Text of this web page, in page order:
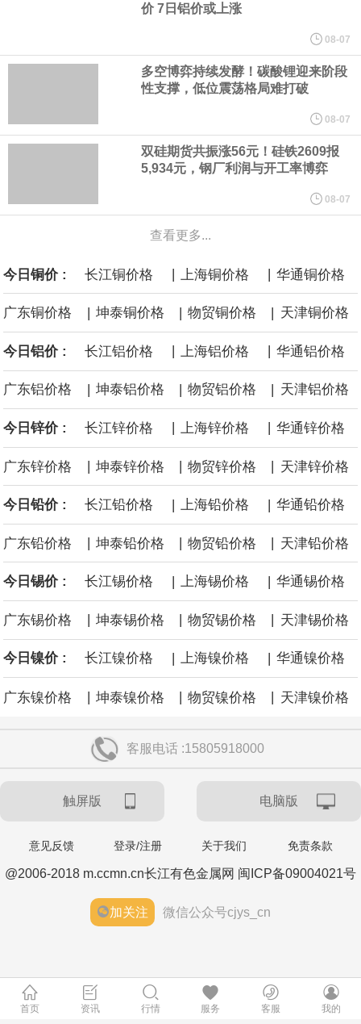
据报道，威刚近日在法说会上表示，在需求增加、价格走高及货源
稳定的三大有利因素带动下，预期第3季度营运将优于第2季度，并
进一步扩大全年营运成果。
美国国会预算办公室（CBO）于当地时间5日发布报告称，美国海军
计划建造的15艘核动力“特朗普级”（Trump-class）战列舰，从研发
到采购的总费用可能高达2750亿美元，为美国有史以来最昂贵的水
面战舰项目之一。 根据CBO的初步估算，首舰造价约234亿美元，
后续14艘平均每艘约180亿美元。
黄金价格有望录得自今年1月以来最大单周涨幅。油价走弱为金价提
供支撑，同时投资者正等待美国非农就业数据，以寻找美国利率前
景的线索。StoneX高级分析师马特·辛普森表示，中东和平前景改善
海力士：龙仁工厂将生产高带宽内存（HBM）及其他下一代动态随
机存取存储器（DRAM）。
价 7日铝价或上涨
08-07
多空博弈持续发酵！碳酸锂迎来阶段
性支撑，低位震荡格局难打破
08-07
双硅期货共振涨56元！硅铁2609报
5,934元，钢厂利润与开工率博弈
08-07
查看更多...
今日铜价 : 长江铜价格 | 上海铜价格 | 华通铜价格
广东铜价格 | 坤泰铜价格 | 物贸铜价格 | 天津铜价格
今日铝价 : 长江铝价格 上海铝价格 华通铝价格
广东铝价格 | 坤泰铝价格 | 物贸铝价格 | 天津铝价格
今日锌价 : 长江锌价格 上海锌价格 华通锌价格
广东锌价格 | 坤泰锌价格 | 物贸锌价格 | 天津锌价格
今日铅价 : 长江铅价格 | 上海铅价格 | 华通铅价格
广东铅价格 坤泰铅价格 物贸铅价格 天津铅价格
今日锡价 : 长江锡价格 | 上海锡价格 | 华通锡价格
广东锡价格 坤泰锡价格 物贸锡价格 天津锡价格
今日镍价 : 长江镍价格 | 上海镍价格 | 华通镍价格
广东镍价格 | 坤泰镍价格 | 物贸镍价格 | 天津镍价格
客服电话 :15805918000
触屏版 电脑版
意见反馈 登录/注册 关于我们 免责条款
@2006-2018 m.ccmn.cn长江有色金属网 闽ICP备09004021号
加关注 微信公众号cjys_cn
首页 资讯 行情 服务 客服 我的